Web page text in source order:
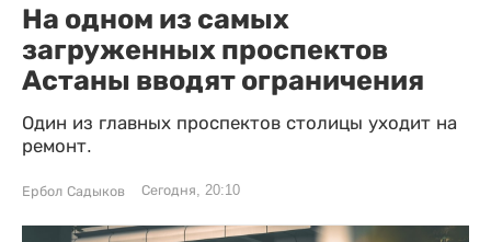
На одном из самых
загруженных проспектов
Астаны вводят ограничения
Один из главных проспектов столицы уходит на
ремонт.
Ербол Садыков Сегодня, 20:10